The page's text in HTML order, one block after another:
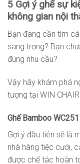
5 Gợi ý ghế sự
không gian nội
Bạn đang cần tìm
sang trọng? Bạn
đúng nhu cầu?
Vậy hãy khám phá
tượng tại WIN
Ghế Bamboo WC251
Gợi ý đầu tiên sẽ là
nhà hàng tiệc cưới,
được chế tác hoàn